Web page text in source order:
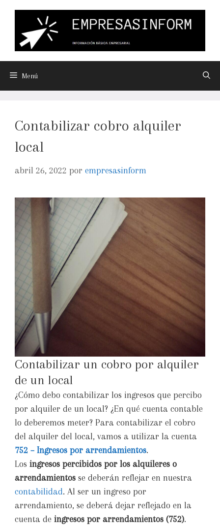
Menú
Contabilizar cobro alquiler
local
abril 26, 2022 por empresasinform
Contabilizar un cobro por alquiler
de un local
¿Cómo debo contabilizar los ingresos que percibo
por alquiler de un local? ¿En qué cuenta contable
lo deberemos meter? Para contabilizar el cobro
del alquiler del local, vamos a utilizar la cuenta
752 – Ingresos por arrendamientos.
Los ingresos percibidos por los alquileres o
arrendamientos se deberán reflejar en nuestra
contabilidad. Al ser un ingreso por
arrendamiento, se deberá dejar reflejado en la
cuenta de ingresos por arrendamientos (752).